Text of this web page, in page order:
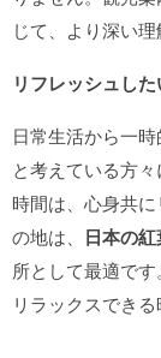
じて、より深い理
リフレッシュし
日常生活から一
と考えている方
時間は、心身共
の地は、 日本の
所として最適で
リラックスでき